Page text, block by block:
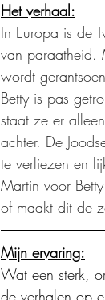
Het verhaal:
In Europa is de
van paraatheid.
wordt
Betty is pas
staat ze er
achter. De
te verliezen en
Martin voor
of maakt dit de
Mijn ervaring:
Wat een sterk,